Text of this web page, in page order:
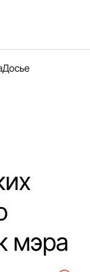
Досье
мэра